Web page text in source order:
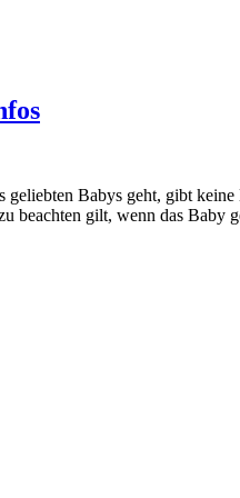
Babys geht, gibt
beachten gilt, wenn das Baby